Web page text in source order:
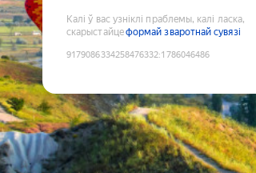
Калі ў вас узніклі праблемы, калі ласка,
скарыстайцеформай зваротнай сувязі
9179086334258476332:1786046486